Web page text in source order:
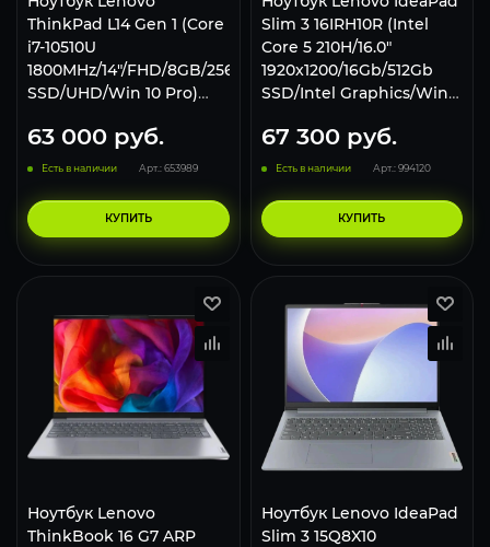
ThinkPad L14 Gen 1 (Core
i7-10510U
1800MHz/14"/FHD/8GB/256GB
SSD/UHD/Win 10 Pro)
63 000 руб.
Есть в наличии Арт.: 653989
КУПИТЬ
Slim 3 16IRH10R (Intel
Core 5 210H/16.0"
1920x1200/16Gb/512Gb
SSD/Intel Graphics/Win
67 300руб.
Есть в наличии Арт.: 994120
КУПИТЬ
Ноутбук Lenovo
ThinkBook 16 G7 ARP
Ноутбук Lenovo IdeaPad
Slim 3 15Q8X10